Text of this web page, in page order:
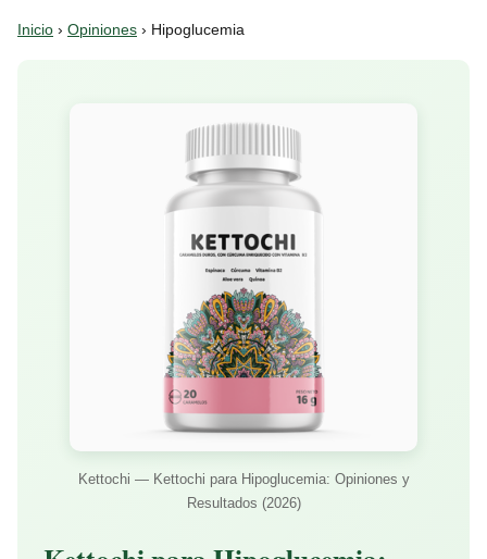
Inicio › Opiniones › Hipoglucemia
Kettochi — Kettochi para Hipoglucemia: Opiniones y
Resultados (2026)